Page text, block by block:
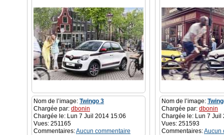
Nom de l’image: Twingo 3
Chargée par: dbonin
Chargée le: Lun 7 Juil 2014 15:06
Vues: 251165
Commentaires:Aucun commentaire
Nom de l’image:
Chargée par: dbonin
Chargée le: Lun 7 Juil
Vues: 251593
Commentaires:Aucun